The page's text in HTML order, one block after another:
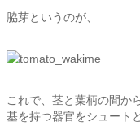
脇芽というのが、
これで、茎と葉柄の間か
基を持つ器官をシュート